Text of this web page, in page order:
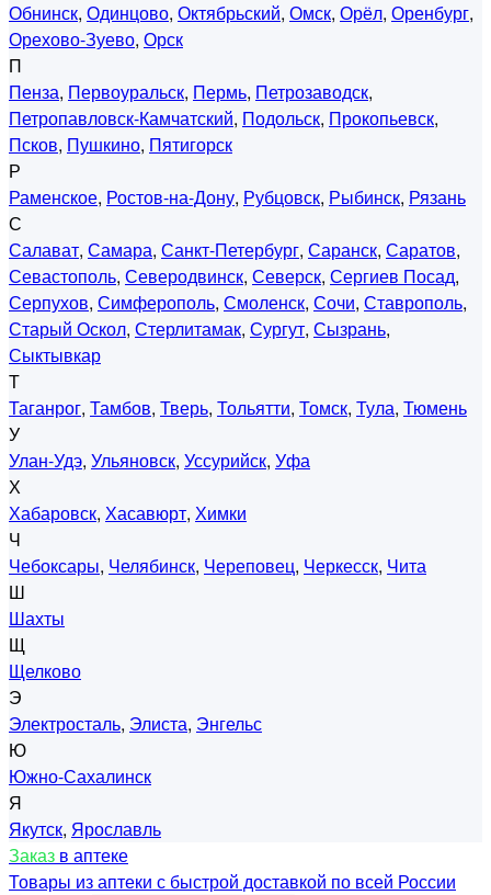
Обнинск, Одинцово, Октябрьский, Омск, Орёл, Оренбург,
Орехово-Зуево, Орск
П
Пенза, Первоуральск, Пермь, Петрозаводск,
Петропавловск-Камчатский, Подольск, Прокопьевск,
Псков, Пушкино, Пятигорск
Р
Раменское, Ростов-на-Дону, Рубцовск, Рыбинск, Рязань
С
Салават, Самара, Санкт-Петербург, Саранск, Саратов,
Севастополь, Северодвинск, Северск, Сергиев Посад,
Серпухов, Симферополь, Смоленск, Сочи, Ставрополь,
Старый Оскол, Стерлитамак, Сургут, Сызрань,
Сыктывкар
Т
Таганрог, Тамбов, Тверь, Тольятти, Томск, Тула, Тюмень
У
Улан-Удэ, Ульяновск, Уссурийск, Уфа
Х
Хабаровск, Хасавюрт, Химки
Ч
Чебоксары, Челябинск, Череповец, Черкесск, Чита
Ш
Шахты
Щ
Щелково
Э
Электросталь, Элиста, Энгельс
Ю
Южно-Сахалинск
Я
Якутск, Ярославль
Заказ в аптеке
Товары из аптеки с быстрой доставкой по всей России